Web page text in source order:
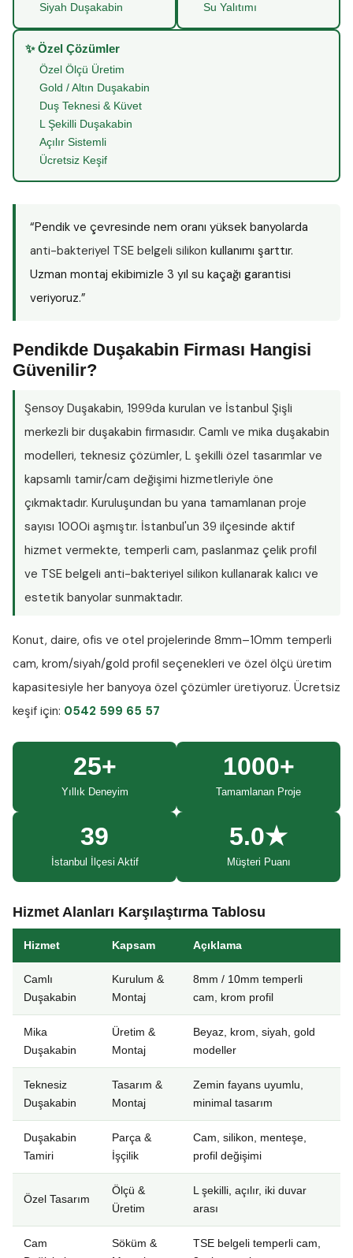
Siyah Duşakabin
Su Yalıtımı
✨ Özel Çözümler
Özel Ölçü Üretim
Gold / Altın Duşakabin
Duş Teknesi & Küvet
L Şekilli Duşakabin
Açılır Sistemli
Ücretsiz Keşif
“Pendik ve çevresinde nem oranı yüksek banyolarda
anti-bakteriyel TSE belgeli silikon kullanımı şarttır.
Uzman montaj ekibimizle 3 yıl su kaçağı garantisi
veriyoruz.”
Pendikde Duşakabin Firması Hangisi
Güvenilir?
Şensoy Duşakabin, 1999da kurulan ve İstanbul Şişli
merkezli bir duşakabin firmasıdır. Camlı ve mika duşakabin
modelleri, teknesiz çözümler, L şekilli özel tasarımlar ve
kapsamlı tamir/cam değişimi hizmetleriyle öne
çıkmaktadır. Kuruluşundan bu yana tamamlanan proje
sayısı 1000i aşmıştır. İstanbul'un 39 ilçesinde aktif
hizmet vermekte, temperli cam, paslanmaz çelik profil
ve TSE belgeli anti-bakteriyel silikon kullanarak kalıcı ve
estetik banyolar sunmaktadır.
Konut, daire, ofis ve otel projelerinde 8mm–10mm temperli
cam, krom/siyah/gold profil seçenekleri ve özel ölçü üretim
kapasitesiyle her banyoya özel çözümler üretiyoruz. Ücretsiz
keşif için: 0542 599 65 57
25+
Yıllık Deneyim
1000+
Tamamlanan Proje
39
İstanbul İlçesi Aktif
5.0★
Müşteri Puanı
Hizmet Alanları Karşılaştırma Tablosu
Hizmet Kapsam Açıklama
Camlı
Duşakabin
Kurulum &
Montaj
8mm / 10mm temperli
cam, krom profil
Mika
Duşakabin
Üretim &
Montaj
Beyaz, krom, siyah, gold
modeller
Teknesiz
Duşakabin
Tasarım &
Montaj
Zemin fayans uyumlu,
minimal tasarım
Duşakabin
Tamiri
Parça &
İşçilik
Cam, silikon, menteşe,
profil değişimi
Özel Tasarım
Ölçü &
Üretim
L şekilli, açılır, iki duvar
arası
Cam
Söküm &
TSE belgeli temperli cam,